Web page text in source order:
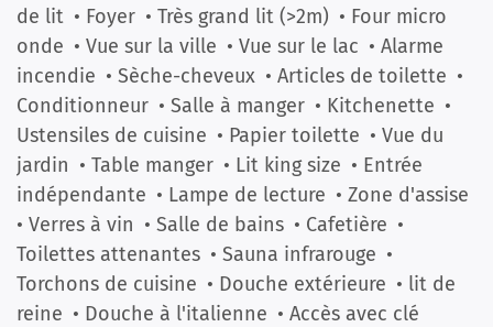
de lit • Foyer • Très grand lit (>2m) • Four micro
onde • Vue sur la ville • Vue sur le lac • Alarme
incendie • Sèche-cheveux • Articles de toilette •
Conditionneur • Salle à manger • Kitchenette •
Ustensiles de cuisine • Papier toilette • Vue du
jardin • Table manger • Lit king size • Entrée
indépendante • Lampe de lecture • Zone d'assise
• Verres à vin • Salle de bains • Cafetière •
Toilettes attenantes • Sauna infrarouge •
Torchons de cuisine • Douche extérieure • lit de
reine • Douche à l'italienne • Accès avec clé